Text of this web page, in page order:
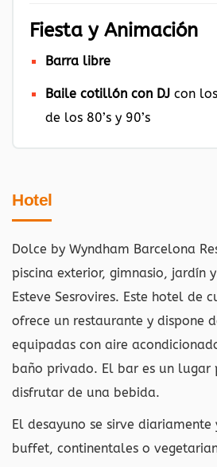
Fiesta y Animación
Barra libre
Baile cotillón con DJ con
de los 80’s y 90’s
Hotel
Dolce by Wyndham Barcelona
piscina exterior, gimnasio, jardín
Esteve Sesrovires. Este hotel de
ofrece un restaurante y dispone
equipadas con aire
baño privado. El bar es un lugar
disfrutar de una bebida.
El desayuno se sirve diariamente
buffet, continentales o